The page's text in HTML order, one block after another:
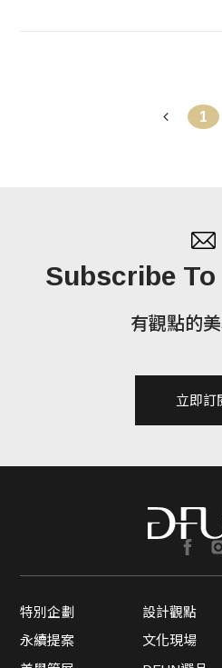
辦三大系列活動，提前預跑，1
Subscribe
有觀點的
立即訂
特別企劃 設計觀點
永續提案
文化現場